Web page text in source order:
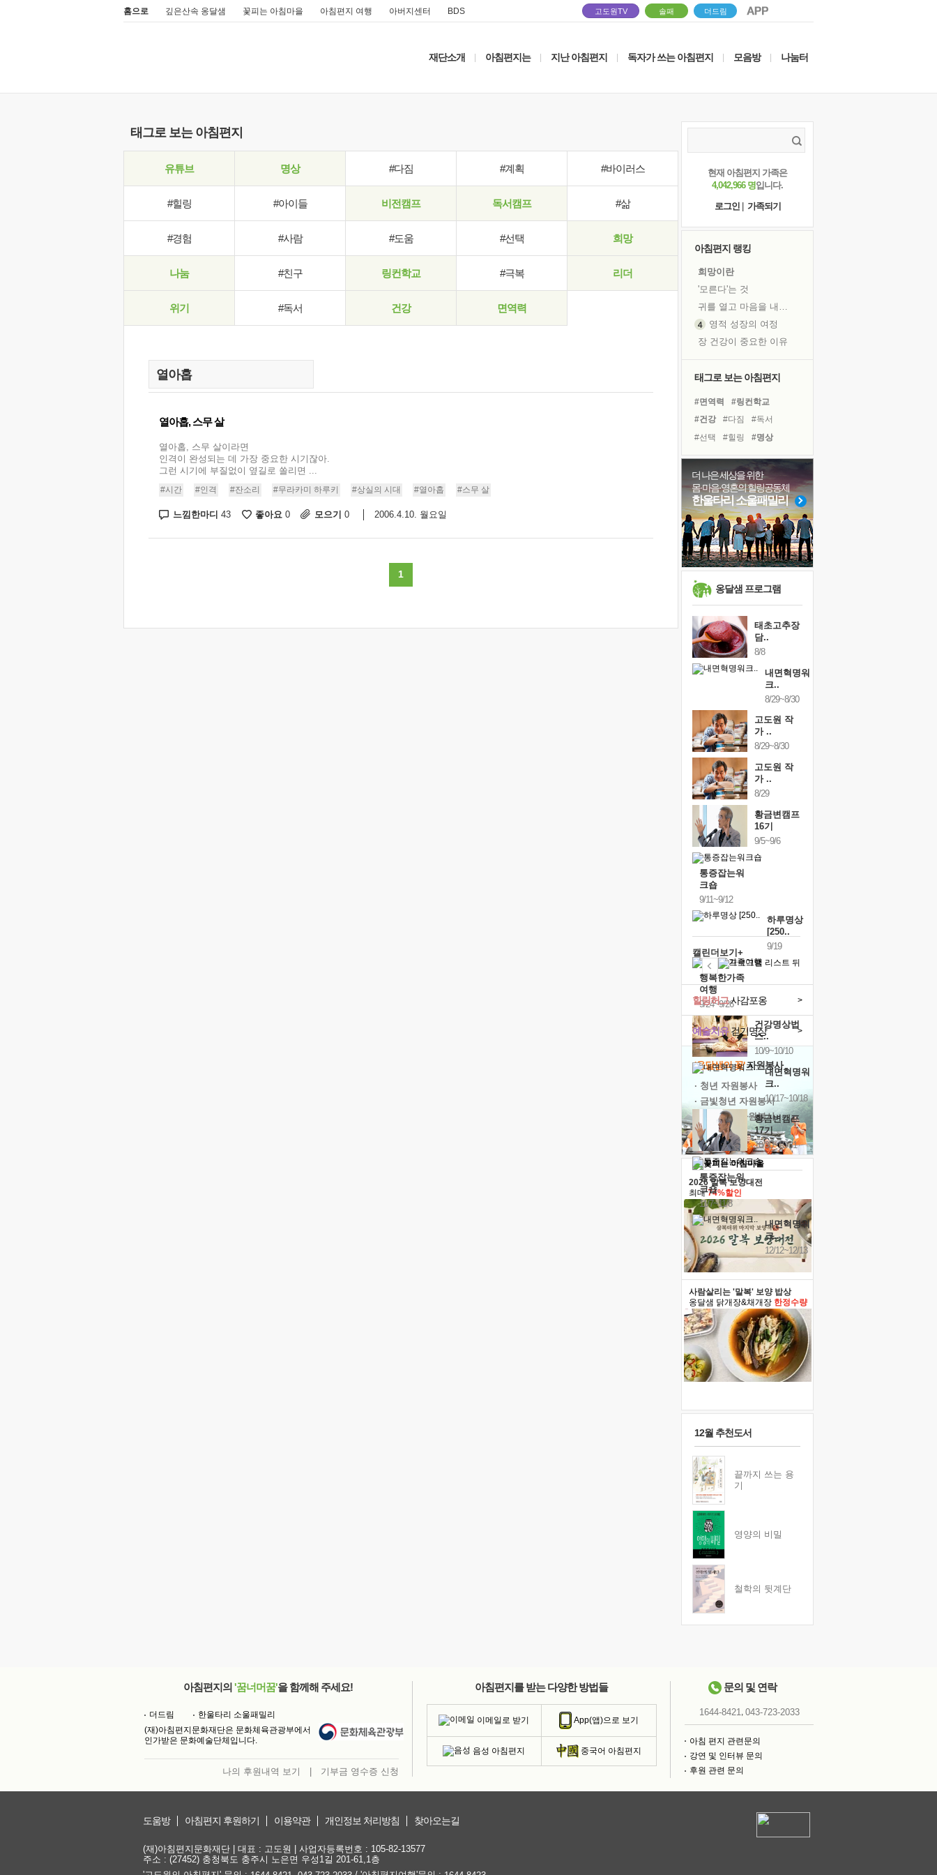
홈으로 깊은산속 옹달샘 꽃피는 아침마을 아침편지 여행 아버지센터 BDS 고도원TV 솔패 더드림
재단소개 아침편지는 지난 아침편지 독자가 쓰는 아침편지 모음방 나눔터
태그로 보는 아침편지
유튜브 명상 #다짐 #계획 #바이러스
#힐링 #아이들 비전캠프 독서캠프 #삶
#경험 #사람 #도움 #선택 희망
나눔 #친구 링컨학교 #극복 리더
위기 #독서 건강 면역력
열아홉, 스무 살
열아홉, 스무 살이라면
인격이 완성되는 데 가장 중요한 시기잖아.
그런 시기에 부질없이 옆길로 쏠리면 ...
#시간 #인격 #잔소리 #무라카미 하루키 #상실의 시대 #열아홉 #스무 살
느낌한마디 43 좋아요 0 모으기 0 2006.4.10. 월요일
1
현재 아침편지 가족은
4,042,966 명입니다.
로그인
가족되기
아침편지 랭킹
희망이란
'모른다'는 것
귀를 열고 마음을 내어주고
영적 성장의 여정
장 건강이 중요한 이유
꿈이 실제가 되는 것
'말 타는 법'을 먼저
졸업식 사진을 보며
아픈 아버지를 위한 공간 설계
극심한 변비, 어깨결림, 수면 장애
보고 싶은 어머니
유년 시절의 부산 영도 바다
못된 꼰대들
거울 속의 나
태그로 보는 아침편지
#면역력
#링컨학교
#건강
#다짐
#독서
#선택
#힐링
#명상
#유튜브
#사람
#희망
#도움
#계획
#친구
#바이러스
#비전캠프
#독서캠프
#위기
#아이들
#리더
더 나은 세상을 위한
몸·마음·영혼의 힐링공동체
한울타리 소울패밀리
옹달샘 프로그램
태초고추장
담..
8/8
내면혁명워
크..
8/29~8/30
고도원 작
가 ..
8/29~8/30
고도원 작
가 ..
8/29
황금변캠프
16기
9/5~9/6
통증잡는워
크숍
9/11~9/12
하루명상
[250..
9/19
행복한가족
여행
9/24~9/26
건강명상법
스..
10/9~10/10
내면혁명워
크..
10/17~10/18
황금변캠프
17기
10/30~10/31
통증잡는워
크숍
11/7~11/8
내면혁명워
크..
12/12~12/13
캘린더보기+
예술치유걷기명상 >
힐링허그사감포옹 >
'옹달샘의 꽃'자원봉사
· 청년 자원봉사
· 금빛청년 자원봉사
· 음식연구 자원봉사
2026 말복 보양대전
최대74%할인
사람살리는 '말복' 보양 밥상
옹달샘 닭개장&채개장 한정수량
12월 추천도서
끝까지 쓰는 용
기
영양의 비밀
철학의 뒷계단
아침편지의 '꿈너머꿈'을 함께해 주세요!
더드림
한울타리 소울패밀리
(재)아침편지문화재단은 문화체육관광부에서
인가받은 문화예술단체입니다.
나의 후원내역 보기 기부금 영수증 신청
아침편지를 받는 다양한 방법들
이메일로 받기 App(앱)으로 보기
음성 아침편지 중국어 아침편지
문의 및 연락
1644-8421, 043-723-2033
아침 편지 관련문의
강연 및 인터뷰 문의
후원 관련 문의
도움방 아침편지 후원하기 이용약관 개인정보 처리방침 찾아오는길
(재)아침편지문화재단 | 대표 : 고도원 | 사업자등록번호 : 105-82-13577
주소 : (27452) 충청북도 충주시 노은면 우성1길 201-61,1층